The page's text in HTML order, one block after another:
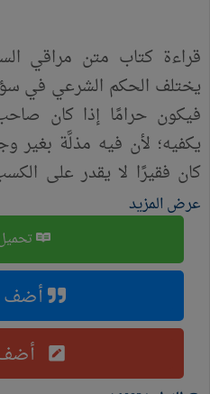
يختلف الحكم الشرعي في
فيكون حرامًا إذا كان
يكفيه؛ لأن فيه مذلَّة بغير
كان فقيرًا لا يقدر على
واجبًا إن عجز مطلقًا عن
مع الأخذ في الاعتبار أن هذا
تُتخذ المسألةُ مهنةً؛ لأنها
إعطاء السائل في الشارع
عرض المزيد
أضف